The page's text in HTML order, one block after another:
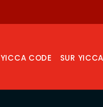
YICCA CODE SUR